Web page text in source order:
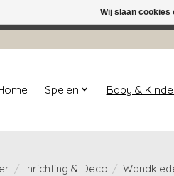
Spelen Baby &
/ Inrichting & Deco /
Wij slaan cookies
terug naar de backofficeDeze